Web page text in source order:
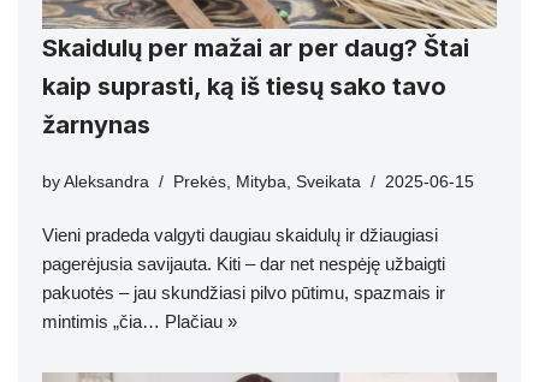
Skaidulų per mažai ar per daug? Štai
kaip suprasti, ką iš tiesų sako tavo
žarnynas
by Aleksandra Prekės, Mityba, Sveikata 2025-06-15
Vieni pradeda valgyti daugiau skaidulų ir džiaugiasi
pagerėjusia savijauta. Kiti – dar net nespėję užbaigti
pakuotės – jau skundžiasi pilvo pūtimu, spazmais ir
mintimis „čia… Plačiau »